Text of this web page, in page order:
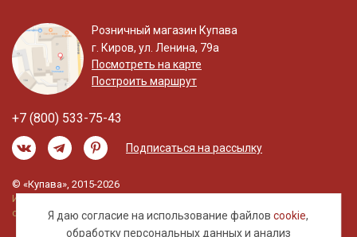
Я даю согласие на использование файловcookie,
обработкуперсональных данныхи анализ
Розничный магазин Купава
г. Киров, ул. Ленина, 79а
Посмотреть на карте
Построить маршрут
+7 (800) 533-75-43
Подписаться на рассылку
© «Купава», 2015-2026
Информация на сайте не является публичной
офертой.